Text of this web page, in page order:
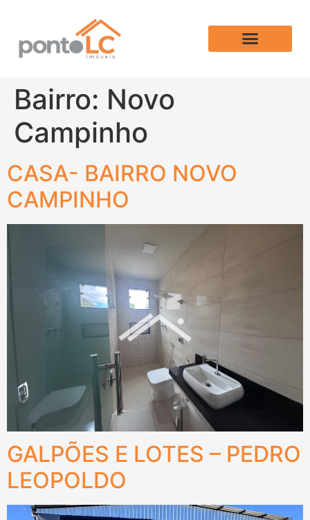
Bairro: Novo
Campinho
CASA- BAIRRO NOVO
CAMPINHO
GALPÕES E LOTES – PEDRO
LEOPOLDO